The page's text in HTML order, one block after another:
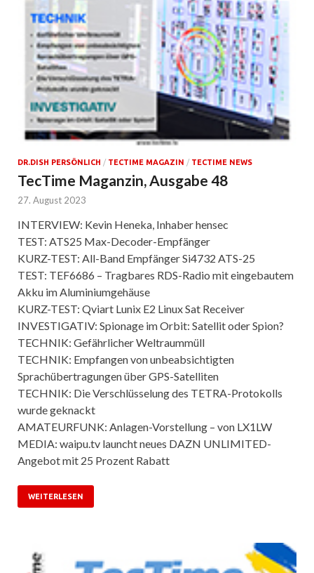
DR.DISH PERSÖNLICH / TECTIME MAGAZIN / TECTIME NEWS
TecTime Maganzin, Ausgabe 48
27. August 2023
INTERVIEW: Kevin Heneka, Inhaber hensec
TEST: ATS25 Max-Decoder-Empfänger
KURZ-TEST: All-Band Empfänger Si4732 ATS-25
TEST: TEF6686 – Tragbares RDS-Radio mit eingebautem
Akku im Aluminiumgehäuse
KURZ-TEST: Qviart Lunix E2 Linux Sat Receiver
INVESTIGATIV: Spionage im Orbit: Satellit oder Spion?
TECHNIK: Gefährlicher Weltraummüll
TECHNIK: Empfangen von unbeabsichtigten
Sprachübertragungen über GPS-Satelliten
TECHNIK: Die Verschlüsselung des TETRA-Protokolls
wurde geknackt
AMATEURFUNK: Anlagen-Vorstellung – von LX1LW
MEDIA: waipu.tv launcht neues DAZN UNLIMITED-
Angebot mit 25 Prozent Rabatt
WEITERLESEN